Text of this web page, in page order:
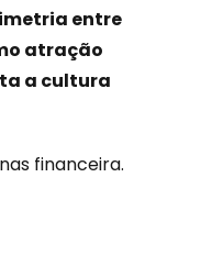
entre
atração
a cultura
financeira.